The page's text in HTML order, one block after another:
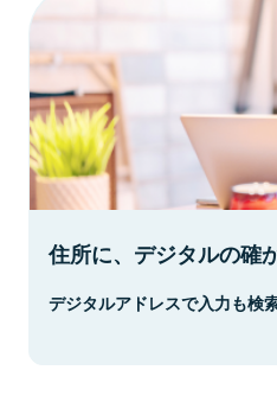
住所に、デジタルの確
デジタルアドレスで入力も検